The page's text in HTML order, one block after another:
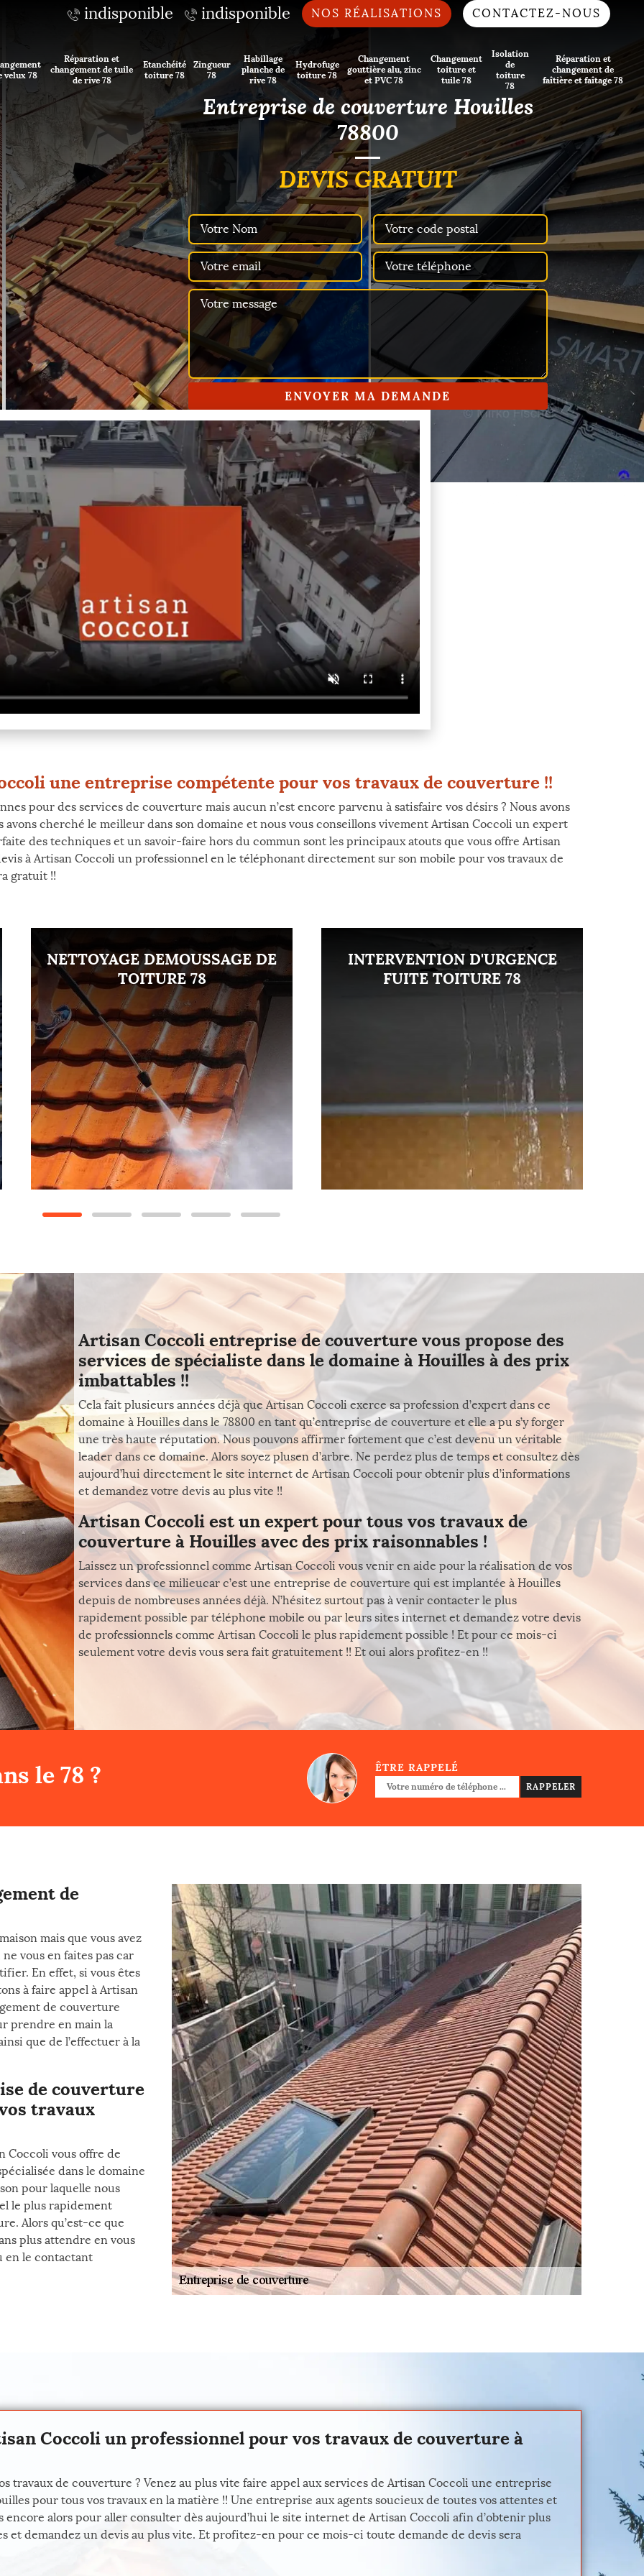
indisponible indisponible NOS RÉALISATIONS CONTACTEZ-NOUS
velux 78
Réparation et
changement de tuile
de rive 78
Etanchéité
toiture 78
Zingueur
78
Habillage
planche de
rive 78
Hydrofuge
toiture 78
Changement
gouttière alu, zinc
et PVC 78
Changement
toiture et
tuile 78
Isolation
de
toiture
78
Réparation et
changement de
faîtière et faîtage 78
Entreprise de couverture Houilles
78800
DEVIS GRATUIT
une entreprise compétente pour vos travaux de couverture !!
pour des services de couverture mais aucun n’est encore parvenu à satisfaire vos désirs ? Nous avons
cherché le meilleur dans son domaine et nous vous conseillons vivement Artisan Coccoli un expert
des techniques et un savoir-faire hors du commun sont les principaux atouts que vous offre Artisan
à Artisan Coccoli un professionnel en le téléphonant directement sur son mobile pour vos travaux de
gratuit !!
NETTOYAGE DEMOUSSAGE DE
TOITURE 78
INTERVENTION D'URGENCE
FUITE TOITURE 78
Artisan Coccoli entreprise de couverture vous propose des
services de spécialiste dans le domaine à Houilles à des prix
imbattables !!
Cela fait plusieurs années déjà que Artisan Coccoli exerce sa profession d’expert dans ce
domaine à Houilles dans le 78800 en tant qu’entreprise de couverture et elle a pu s’y forger
une très haute réputation. Nous pouvons affirmer fortement que c’est devenu un véritable
leader dans ce domaine. Alors soyez plusen d’arbre. Ne perdez plus de temps et consultez dès
aujourd’hui directement le site internet de Artisan Coccoli pour obtenir plus d’informations
et demandez votre devis au plus vite !!
Artisan Coccoli est un expert pour tous vos travaux de
couverture à Houilles avec des prix raisonnables !
Laissez un professionnel comme Artisan Coccoli vous venir en aide pour la réalisation de vos
services dans ce milieucar c’est une entreprise de couverture qui est implantée à Houilles
depuis de nombreuses années déjà. N’hésitez surtout pas à venir contacter le plus
rapidement possible par téléphone mobile ou par leurs sites internet et demandez votre devis
de professionnels comme Artisan Coccoli le plus rapidement possible ! Et pour ce mois-ci
seulement votre devis vous sera fait gratuitement !! Et oui alors profitez-en !!
le 78 ? ÊTRE RAPPELÉ
de
mais que vous avez
vous en faites pas car
En effet, si vous êtes
à faire appel à Artisan
de couverture
prendre en main la
que de l’effectuer à la
de couverture
travaux
Coccoli vous offre de
dans le domaine
pour laquelle nous
le plus rapidement
Alors qu’est-ce que
plus attendre en vous
en le contactant
Coccoli un professionnel pour vos travaux de couverture à
travaux de couverture ? Venez au plus vite faire appel aux services de Artisan Coccoli une entreprise
pour tous vos travaux en la matière !! Une entreprise aux agents soucieux de toutes vos attentes et
encore alors pour aller consulter dès aujourd’hui le site internet de Artisan Coccoli afin d’obtenir plus
et demandez un devis au plus vite. Et profitez-en pour ce mois-ci toute demande de devis sera